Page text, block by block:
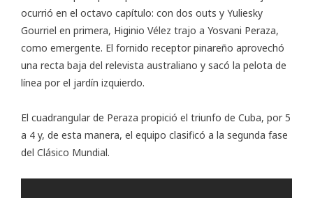
ocurrió en el octavo capítulo: con dos outs y Yuliesky
Gourriel en primera, Higinio Vélez trajo a Yosvani Peraza,
como emergente. El fornido receptor pinareño aprovechó
una recta baja del relevista australiano y sacó la pelota de
línea por el jardín izquierdo.
El cuadrangular de Peraza propició el triunfo de Cuba, por 5
a 4 y, de esta manera, el equipo clasificó a la segunda fase
del Clásico Mundial.